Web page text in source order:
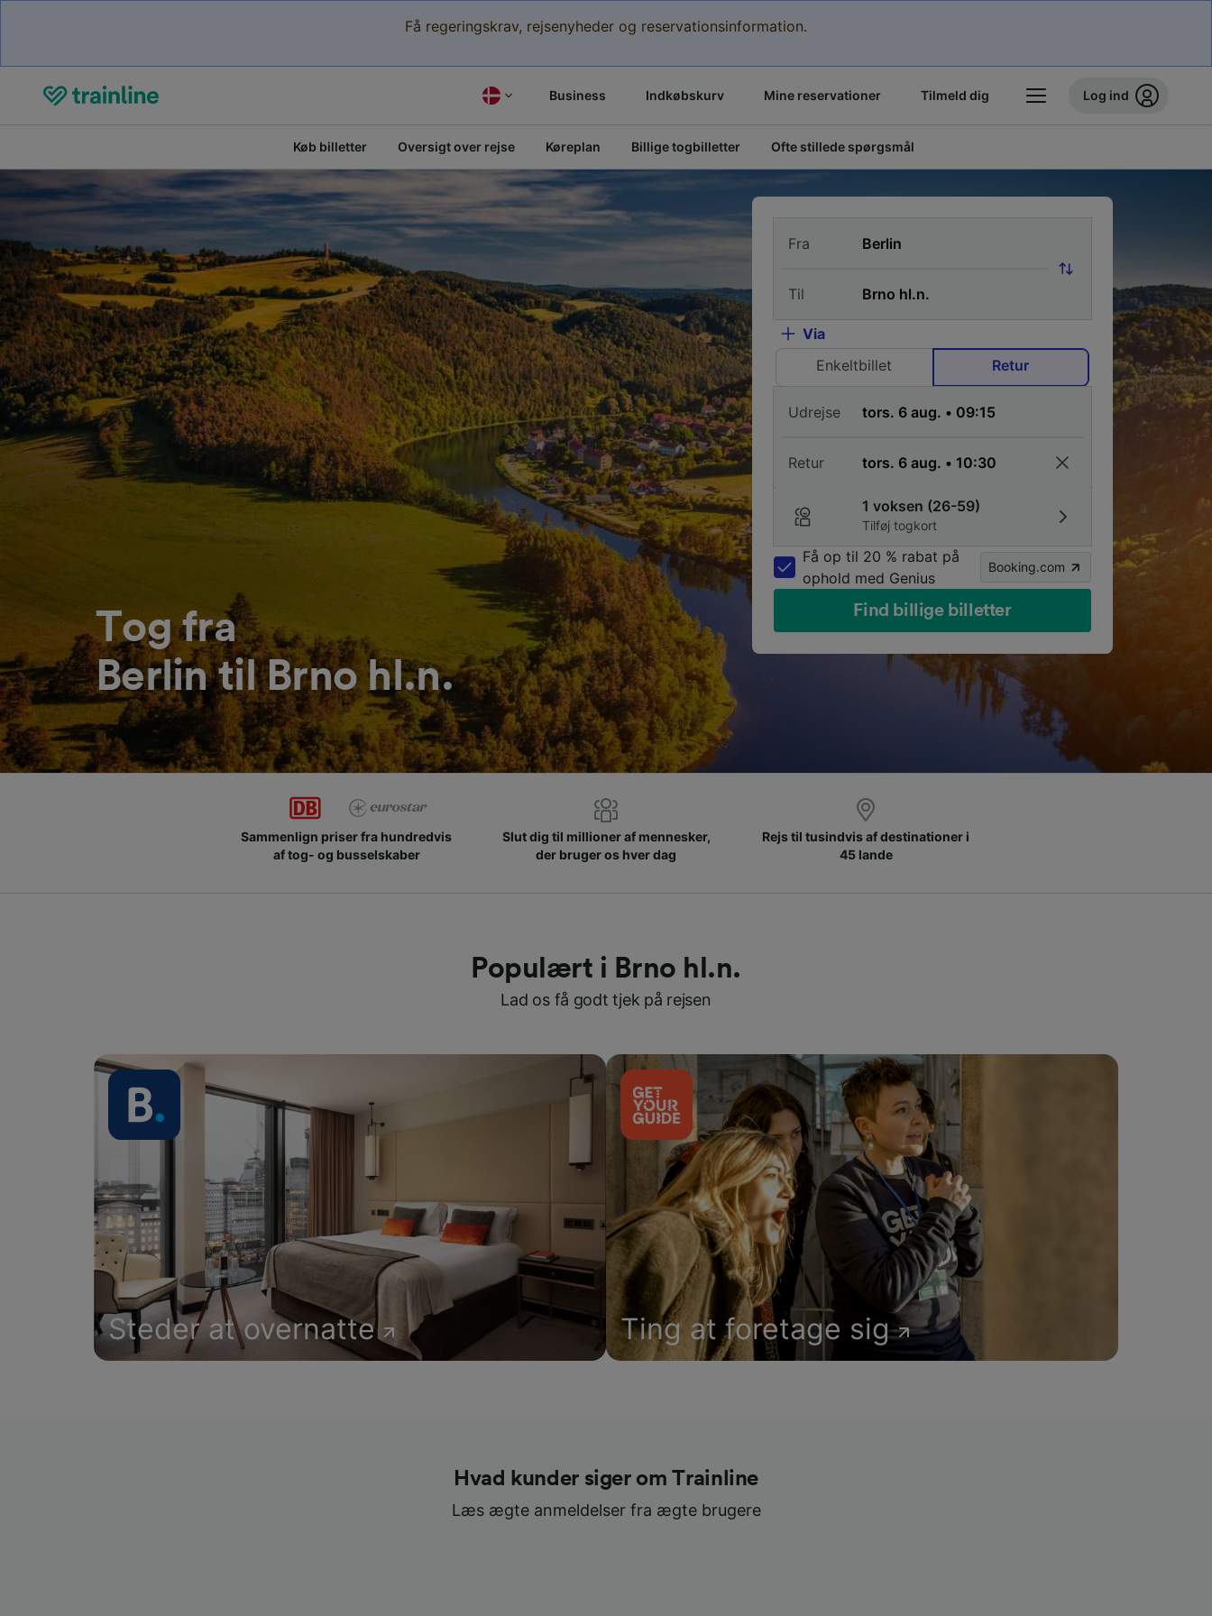
Få regeringskrav, rejsenyheder og reservationsinformation.
Business Indkøbskurv Mine reservationer Tilmeld dig Log ind
Køb billetter Oversigt over rejse Køreplan Billige togbilletter Ofte stillede spørgsmål
Tog fra
Berlin til Brno hl.n.
Fra
Til
Via
Enkeltbillet
Retur
Udrejse
Retur
1 voksen (26-59)
Tilføj togkort
Få op til 20 % rabat på
ophold med Genius
Booking.com
Find billige billetter
Sammenlign priser fra hundredvis
af tog- og busselskaber
Slut dig til millioner af mennesker,
der bruger os hver dag
Rejs til tusindvis af destinationer i
45 lande
Populært i Brno hl.n.
Lad os få godt tjek på rejsen
Steder at overnatte Ting at foretage sig
Hvad kunder siger om Trainline
Læs ægte anmeldelser fra ægte brugere